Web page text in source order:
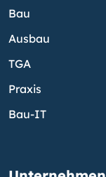
Bau
Ausbau
TGA
Praxis
Bau-IT